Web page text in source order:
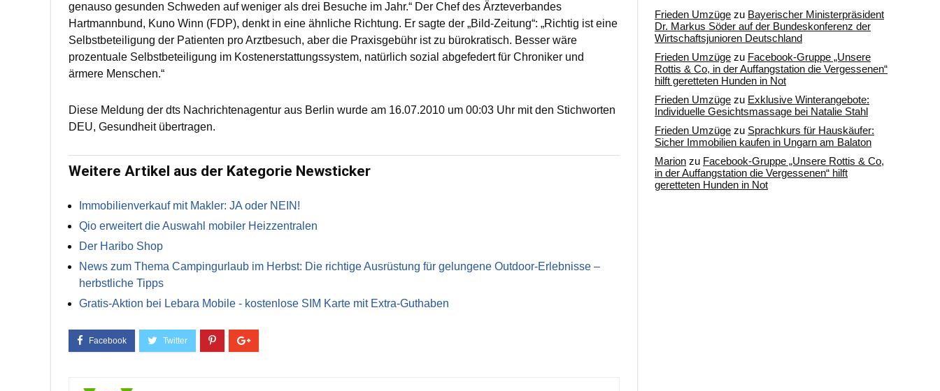
genauso gesunden Schweden auf weniger als drei Besuche im Jahr.“ Der Chef des Ärzteverbandes
Hartmannbund, Kuno Winn (FDP), denkt in eine ähnliche Richtung. Er sagte der „Bild-Zeitung“: „Richtig ist eine
Selbstbeteiligung der Patienten pro Arztbesuch, aber die Praxisgebühr ist zu bürokratisch. Besser wäre
prozentuale Selbstbeteiligung im Kostenerstattungssystem, natürlich sozial abgefedert für Chroniker und
ärmere Menschen.“
Diese Meldung der dts Nachrichtenagentur aus Berlin wurde am 16.07.2010 um 00:03 Uhr mit den Stichworten
DEU, Gesundheit übertragen.
Weitere Artikel aus der Kategorie Newsticker
Immobilienverkauf mit Makler: JA oder NEIN!
Qio erweitert die Auswahl mobiler Heizzentralen
Der Haribo Shop
News zum Thema Campingurlaub im Herbst: Die richtige Ausrüstung für gelungene Outdoor-Erlebnisse –
herbstliche Tipps
Gratis-Aktion bei Lebara Mobile - kostenlose SIM Karte mit Extra-Guthaben
Frieden Umzüge zu Bayerischer Ministerpräsident
Dr. Markus Söder auf der Bundeskonferenz der
Wirtschaftsjunioren Deutschland
Frieden Umzüge zu Facebook-Gruppe „Unsere
Rottis & Co, in der Auffangstation die Vergessenen“
hilft geretteten Hunden in Not
Frieden Umzüge zu Exklusive Winterangebote:
Individuelle Gesichtsmassage bei Natalie Stahl
Frieden Umzüge zu Sprachkurs für Hauskäufer:
Sicher Immobilien kaufen in Ungarn am Balaton
Marion zu Facebook-Gruppe „Unsere Rottis & Co,
in der Auffangstation die Vergessenen“ hilft
geretteten Hunden in Not